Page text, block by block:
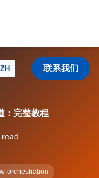
ZH 联系我们
：完整教程
read
orchestration